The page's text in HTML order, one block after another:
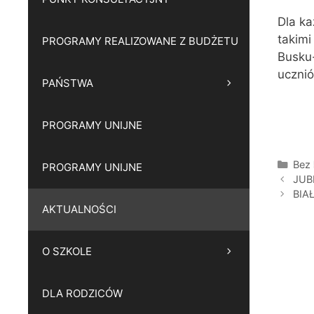
Dla
takimi
Bez
PROGRAMY REALIZOWANE Z BUDŻETU
PAŃSTWA
PROGRAMY UNIJNE
PROGRAMY UNIJNE
AKTUALNOŚCI
O SZKOLE
DLA RODZICÓW